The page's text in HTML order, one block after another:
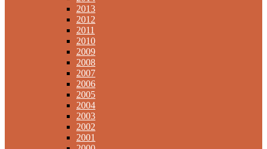
2013
2012
2011
2010
2009
2008
2007
2006
2005
2004
2003
2002
2001